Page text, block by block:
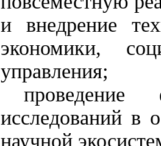
и внедрение
экономики,
управления;
исследований в
научной